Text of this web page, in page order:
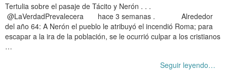
Tertulia sobre el pasaje de Tácito y Nerón . . .
@LaVerdadPrevalecera hace 3 semanas . Alrededor
del año 64: A Nerón el pueblo le atribuyó el incendió Roma; para
escapar a la ira de la población, se le ocurrió culpar a los cristianos
…
Seguir leyendo…